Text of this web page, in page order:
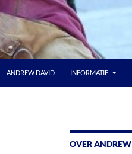
ANDREW DAVID INFORMATIE
OVER ANDREW